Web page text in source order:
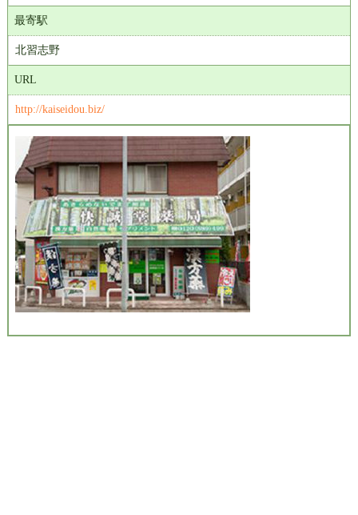
最寄駅
北習志野
URL
http://kaiseidou.biz/